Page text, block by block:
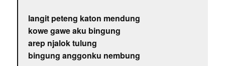
langit peteng katon mendung
kowe gawe aku bingung
arep njalok tulung
bingung anggonku nembung